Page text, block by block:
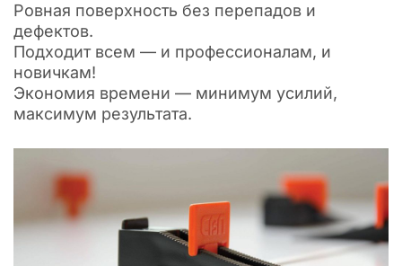
Ровная поверхность без перепадов и
дефектов.
Подходит всем — и профессионалам, и
новичкам!
Экономия времени — минимум усилий,
максимум результата.